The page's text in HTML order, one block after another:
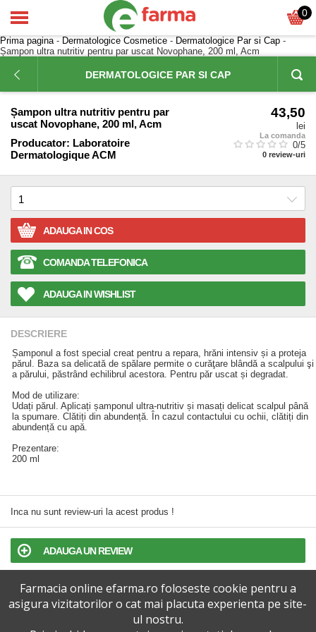
0
Prima pagina- Dermatologice Cosmetice - Dermatologice Par si Cap -
Șampon ultra nutritiv pentru par uscat Novophane, 200 ml, Acm
DERMATOLOGICE PAR SI CAP
Șampon ultra nutritiv pentru par
uscat Novophane, 200 ml, Acm
Producator: Laboratoire
Dermatologique ACM
43,50
lei
La comanda
0/5
0 review-uri
ADAUGA IN COS
COMANDA TELEFONICA
ADAUGA IN WISHLIST
DESCRIERE
Șamponul a fost special creat pentru a repara, hrăni intensiv și a proteja
părul. Baza sa delicată de spălare permite o curăţare blândă a scalpului şi
a părului, păstrând echilibrul acestora. Pentru păr uscat și degradat.
Mod de utilizare:
Udați părul. Aplicați șamponul ultra-nutritiv și masați delicat scalpul până
la spumare. Clătiți din abundență. În cazul contactului cu ochii, clătiți din
abundență cu apă.
Prezentare:
200 ml
Inca nu sunt review-uri la acest produs !
ADAUGA UN REVIEW
TERMENI SI CONDITII
POLITICA DE CONFIDENTIALITATE
Farmacia online efarma.ro foloseste cookie pentru a
asigura vizitatorilor o cat mai placuta experienta pe site-
ul nostru.